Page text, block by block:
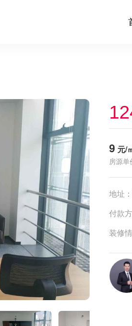
9 元/
房源单
地址：
付款方
装修